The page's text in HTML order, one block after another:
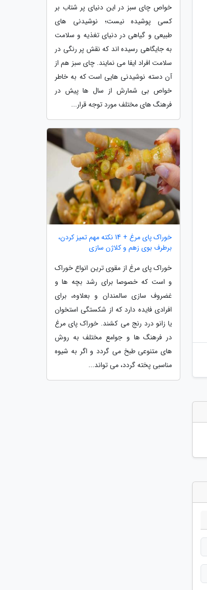
خواص چای سبز در این دنیای پر شتاب بر
کسی پوشیده نیست؛ نوشیدنی های
طبیعی و گیاهی در دنیای تغذیه و سلامت
به جایگاهی رسیده اند که نقش پر رنگی در
سلامت افراد ایفا می نمایند. چای سبز هم از
آن دسته نوشیدنی هایی است که به خاطر
خواص بی شمارش از سال ها پیش در
فرهنگ های مختلف مورد توجه قرار...
خوراک پای مرغ + 14 نکته مهم تمیز کردن،
برطرف بوی زهم و کلاژن سازی
خوراک پای مرغ از مقوی ترین انواع خوراک
و است که خصوصا برای رشد بچه ها و
غضروف سازی سالمندان و بعلاوه، برای
افرادی فایده دارد که از شکستگی استخوان
یا زانو درد رنج می کشند. خوراک پای مرغ
در فرهنگ ها و جوامع مختلف به روش
های متنوعی طبخ می گردد و اگر به شیوه
مناسبی پخته گردد، می تواند...